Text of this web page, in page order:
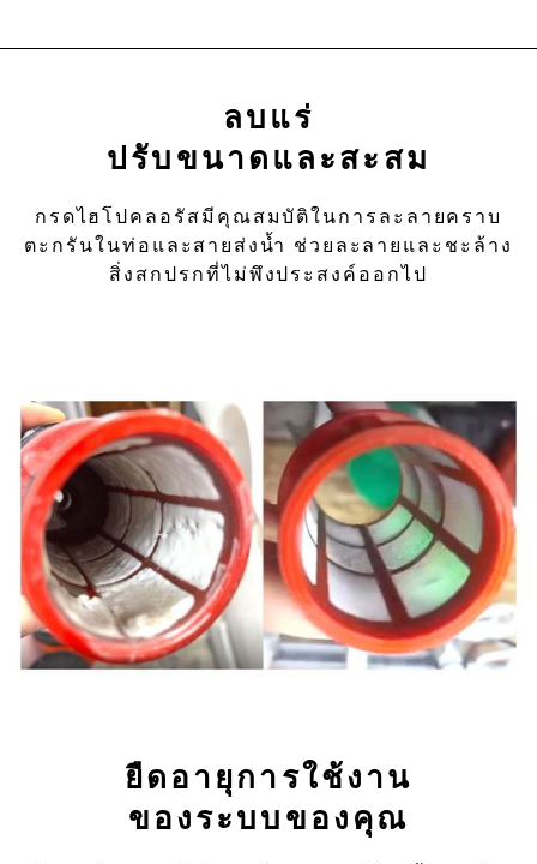
ลบแร่
ปรับขนาดและสะสม
กรดไฮโปคลอรัสมีคุณสมบัติในการละลายคราบ
ตะกรันในท่อและสายส่งน้ำ ช่วยละลายและชะล้าง
สิ่งสกปรกที่ไม่พึงประสงค์ออกไป
ยืดอายุการใช้งาน
ของระบบของคุณ